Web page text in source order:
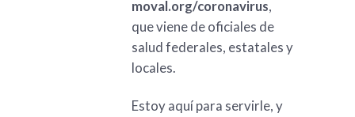
moval.org/coronavirus,
que viene de oficiales de
salud federales, estatales y
locales.
Estoy aquí para servirle, y